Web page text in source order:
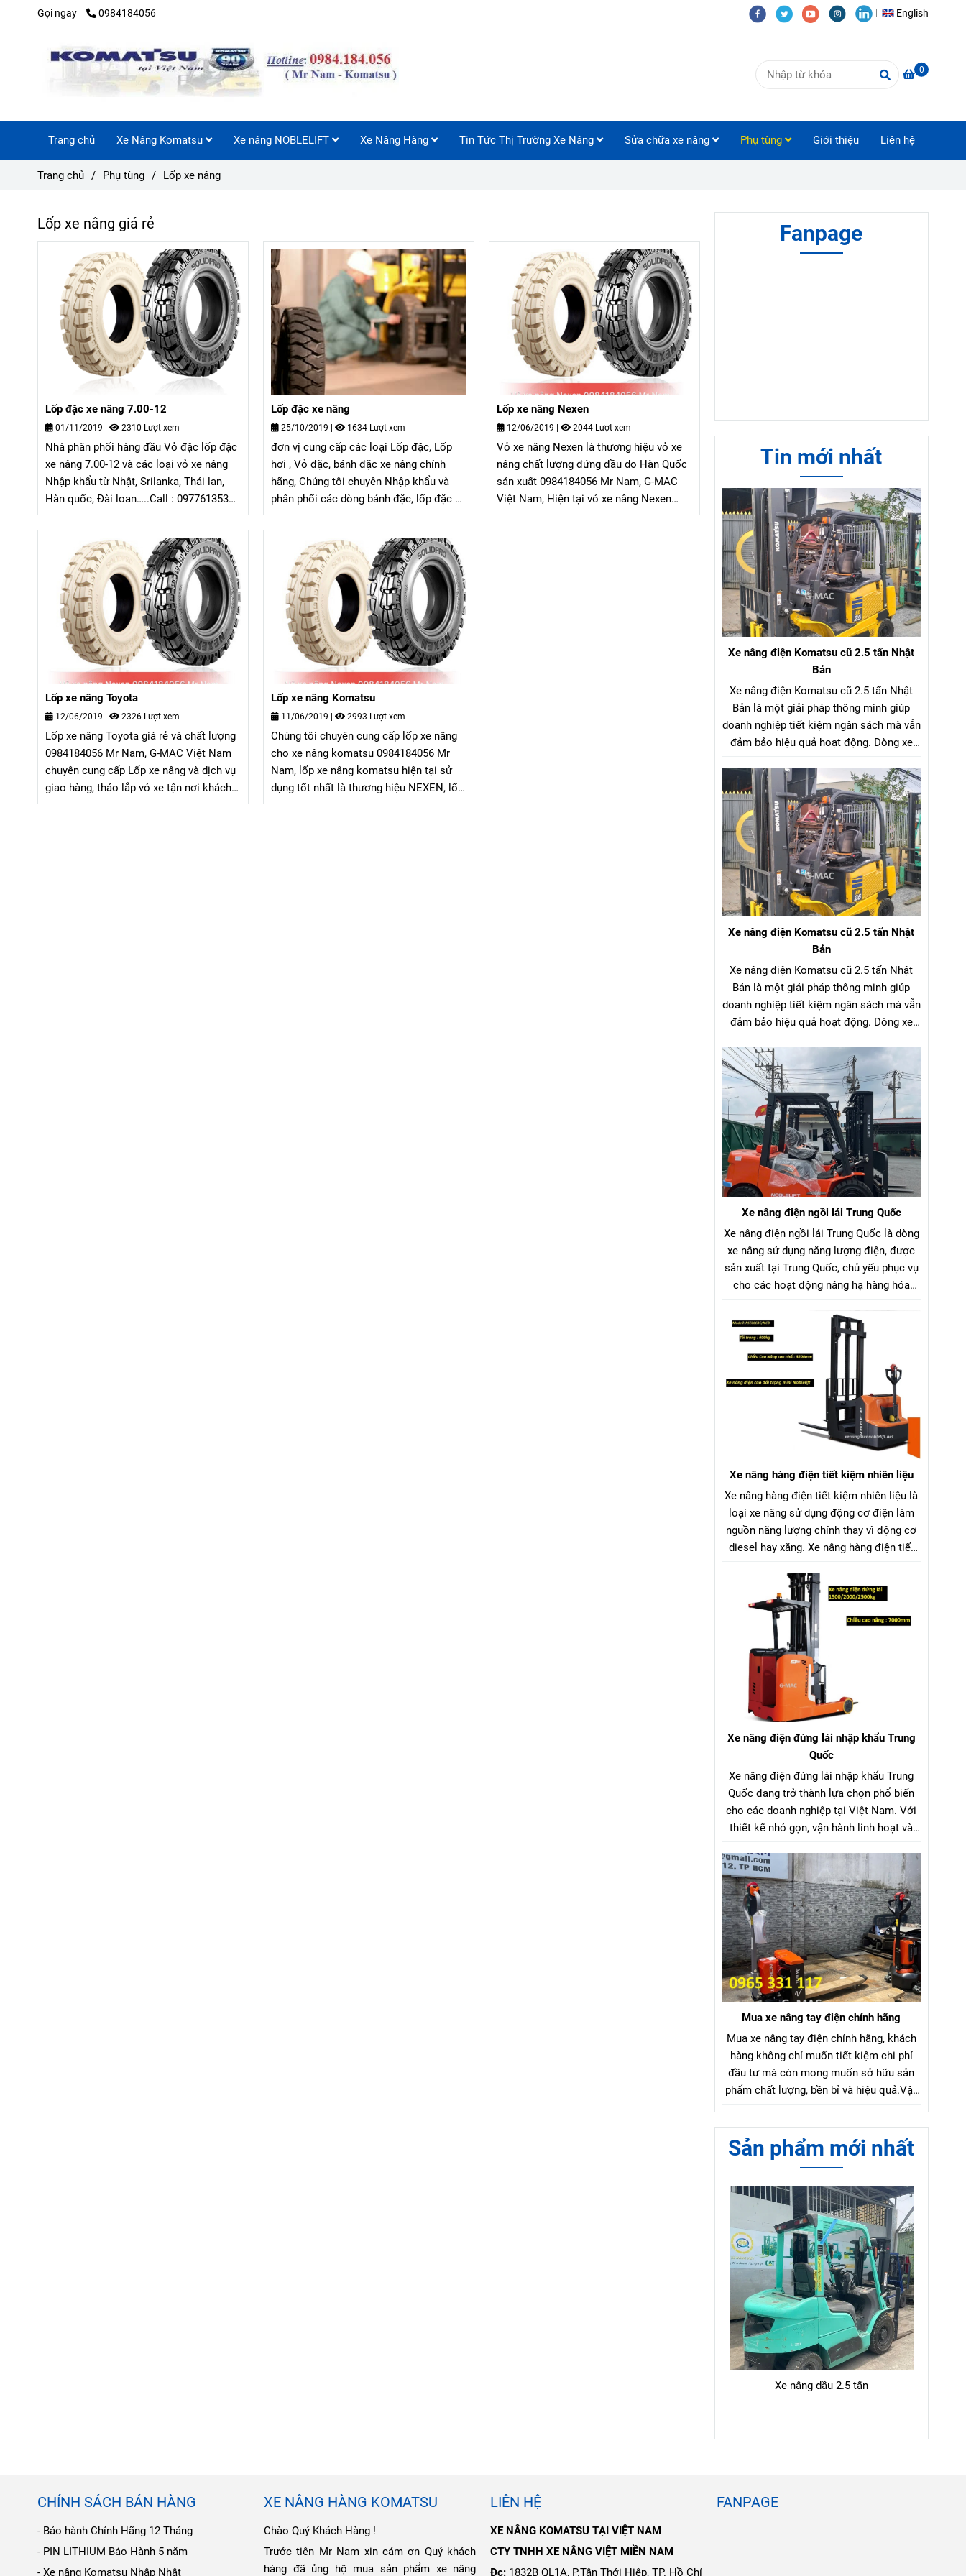
Gọi ngay 0984184056 English
0
Trang chủ Xe Nâng Komatsu Xe nâng NOBLELIFT Xe Nâng Hàng Tin Tức Thị Trường Xe Nâng Sửa chữa xe nâng Phụ tùng Giới thiệu Liên hệ
Trang chủ / Phụ tùng / Lốp xe nâng
Lốp xe nâng giá rẻ
Lốp đặc xe nâng 7.00-12
01/11/2019 | 2310 Lượt xem
Nhà phân phối hàng đầu Vỏ đặc lốp đặc
xe nâng 7.00-12 và các loại vỏ xe nâng
Nhập khẩu từ Nhật, Srilanka, Thái lan,
Hàn quốc, Đài loan…..Call : 0977613537
Mrs Trang - Công ty TNHH Công NGhệ
G-Mac Việt Nam
Lốp đặc xe nâng
25/10/2019 | 1634 Lượt xem
đơn vị cung cấp các loại Lốp đặc, Lốp
hơi , Vỏ đặc, bánh đặc xe nâng chính
hãng, Chúng tôi chuyên Nhập khẩu và
phân phối các dòng bánh đặc, lốp đặc xe
nâng chính hãng. Hotline: 0977613537
Mrs Trang
Lốp xe nâng Nexen
12/06/2019 | 2044 Lượt xem
Vỏ xe nâng Nexen là thương hiệu vỏ xe
nâng chất lượng đứng đầu do Hàn Quốc
sản xuất 0984184056 Mr Nam, G-MAC
Việt Nam, Hiện tại vỏ xe nâng Nexen
được khách hàng sử dụng xe nậng đánh
Lốp xe nâng Toyota
12/06/2019 2326 Lượt xem
Lốp xe nâng Toyota giá rẻ và chất lượng
0984184056 Mr Nam, G-MAC Việt Nam
chuyên cung cấp Lốp xe nâng và dịch vụ
giao hàng, tháo lắp vỏ xe tận nơi khách
hàng sử dụng. Hiện tại chúng tôi đang
Lốp xe nâng Komatsu
11/06/2019 | 2993 Lượt xem
Chúng tôi chuyên cung cấp lốp xe nâng
cho xe nâng komatsu 0984184056 Mr
Nam, lốp xe nâng komatsu hiện tại sử
dụng tốt nhất là thương hiệu NEXEN, lốp
xe nâng hiệu NEXEN giá rẻ tuy sản xuất
Fanpage
Tin mới nhất
Xe nâng điện Komatsu cũ 2.5 tấn Nhật
Bản
Xe nâng điện Komatsu cũ 2.5 tấn Nhật
Bản là một giải pháp thông minh giúp
doanh nghiệp tiết kiệm ngân sách mà vẫn
đảm bảo hiệu quả hoạt động. Dòng xe
là lựa chọn tối ưu cho hầu hết các nhà
máy, kho bãi, xưởng sản xuất. Với tải
trọng nâng phù hợp, xe có thể dễ dàng di
chuyển và nâng hạ nhiều loại hàng hóa
như pallet, vật liệu đóng kiện, thùng hàng,
v.v…
Xe nâng điện Komatsu cũ 2.5 tấn Nhật
Bản
Xe nâng điện Komatsu cũ 2.5 tấn Nhật
Bản là một giải pháp thông minh giúp
doanh nghiệp tiết kiệm ngân sách mà vẫn
đảm bảo hiệu quả hoạt động. Dòng xe
là lựa chọn tối ưu cho hầu hết các nhà
máy, kho bãi, xưởng sản xuất. Với tải
trọng nâng phù hợp, xe có thể dễ dàng di
chuyển và nâng hạ nhiều loại hàng hóa
như pallet, vật liệu đóng kiện, thùng hàng,
v.v…
Xe nâng điện ngồi lái Trung Quốc
Xe nâng điện ngồi lái Trung Quốc là dòng
xe nâng sử dụng năng lượng điện, được
sản xuất tại Trung Quốc, chủ yếu phục vụ
cho các hoạt động nâng hạ hàng hóa
bãi,... Xe nâng điện ngồi lái Trung Quốc
vận hành bằng bình ắc quy chì hoặc pin
Lithium, giúp tiết kiệm nhiên liệu và thân
thiện với môi trường so với xe nâng dầu
hoặc xăng.
Xe nâng hàng điện tiết kiệm nhiên liệu
Xe nâng hàng điện tiết kiệm nhiên liệu là
loại xe nâng sử dụng động cơ điện làm
nguồn năng lượng chính thay vì động cơ
diesel hay xăng. Xe nâng hàng điện tiết
cung cấp từ ắc quy chì-axit hoặc pin
Lithium-ion, tùy thuộc vào model xe và
công nghệ sản xuất.
Xe nâng điện đứng lái nhập khẩu Trung
Quốc
Xe nâng điện đứng lái nhập khẩu Trung
Quốc đang trở thành lựa chọn phổ biến
cho các doanh nghiệp tại Việt Nam. Với
thiết kế nhỏ gọn, vận hành linh hoạt và
lái nhập khẩu Trung Quốc này mang đến
hiệu quả tối ưu trong việc xếp dỡ, nâng
hạ hàng hóa tại kho xưởng, siêu thị, nhà
máy và trung tâm logistics.
Mua xe nâng tay điện chính hãng
Mua xe nâng tay điện chính hãng, khách
hàng không chỉ muốn tiết kiệm chi phí
đầu tư mà còn mong muốn sở hữu sản
phẩm chất lượng, bền bỉ và hiệu quả.Vậy
chính hãng với mức giá hợp lý?
Sản phẩm mới nhất
Xe nâng dầu 2.5 tấn
CHÍNH SÁCH BÁN HÀNG
- Bảo hành Chính Hãng 12 Tháng
- PIN LITHIUM Bảo Hành 5 năm
- Xe nâng Komatsu Nhập Nhật
XE NÂNG HÀNG KOMATSU
Chào Quý Khách Hàng !
Trước tiên Mr Nam xin cám ơn Quý khách
hàng đã ủng hộ mua sản phẩm xe nâng
LIÊN HỆ
XE NÂNG KOMATSU TẠI VIỆT NAM
CTY TNHH XE NÂNG VIỆT MIỀN NAM
Đc: 1832B QL1A, P.Tân Thới Hiệp, TP. Hồ Chí
FANPAGE